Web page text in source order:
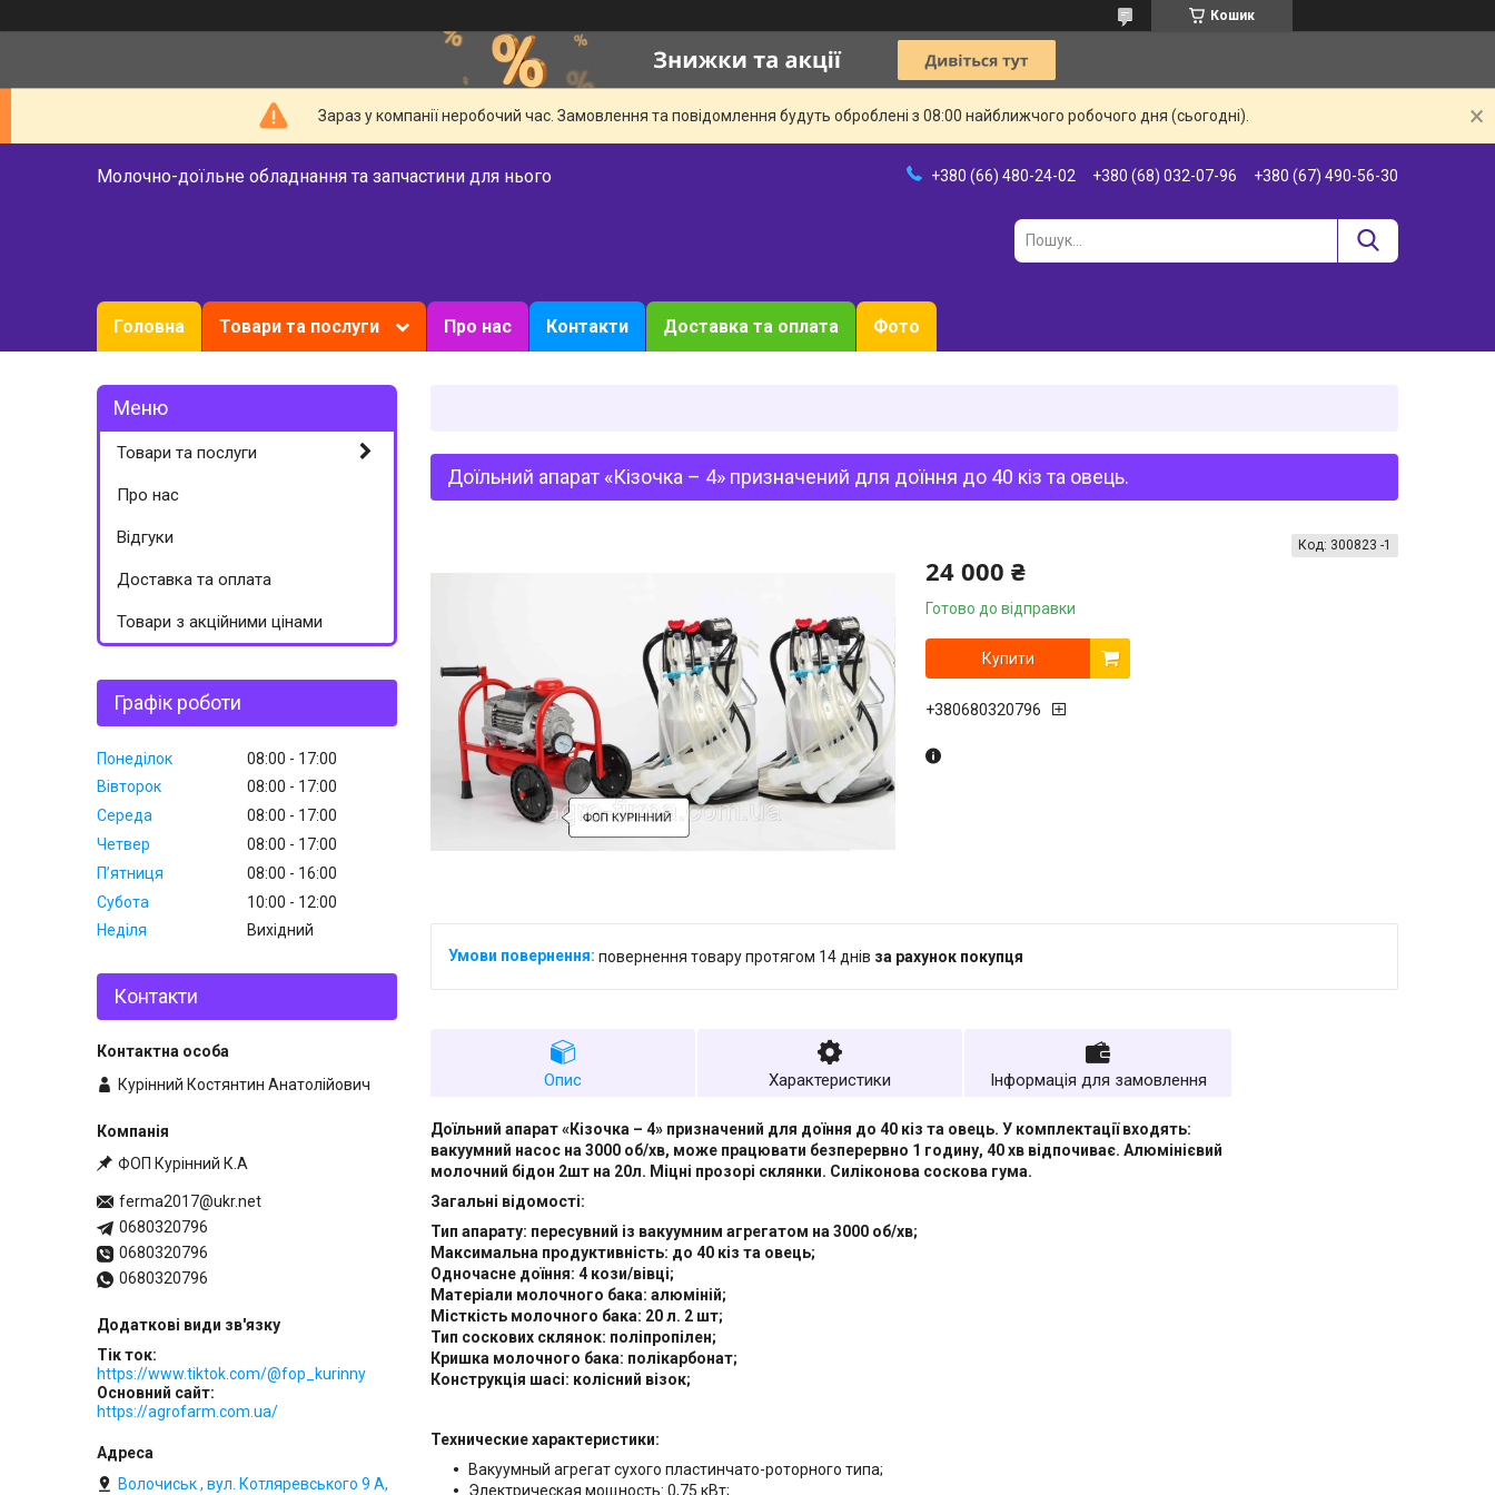
Кошик
Зараз у компанії неробочий час. Замовлення та повідомлення будуть оброблені з 08:00 найближчого робочого дня (сьогодні).
Молочно-доїльне обладнання та запчастини для нього +380 (66) 480-24-02 +380 (68) 032-07-96 +380 (67) 490-56-30
Головна Товари та послуги Про нас Контакти Доставка та оплата Фото
Доїльний апарат «Кізочка – 4» призначений для доїння до 40 кіз та овець.
24 000 ₴
Готово до відправки
Код: 300823 -1
Купити
+380680320796
повернення товару протягом 14 днів за рахунок покупця
Опис Характеристики Інформація для замовлення
Доїльний апарат «Кізочка – 4» призначений для доїння до 40 кіз та овець. У комплектації входять:
вакуумний насос на 3000 об/хв, може працювати безперервно 1 годину, 40 хв відпочиває. Алюмінієвий
молочний бідон 2шт на 20л. Міцні прозорі склянки. Силіконова соскова гума.
Загальні відомості:
Тип апарату: пересувний із вакуумним агрегатом на 3000 об/хв;
Максимальна продуктивність: до 40 кіз та овець;
Одночасне доїння: 4 кози/вівці;
Матеріали молочного бака: алюміній;
Місткість молочного бака: 20 л. 2 шт;
Тип соскових склянок: поліпропілен;
Кришка молочного бака: полікарбонат;
Конструкція шасі: колісний візок;
Технические характеристики:
Вакуумный агрегат сухого пластинчато-роторного типа;
Электрическая мощность: 0,75 кВт;
Товари та послуги
Про нас
Відгуки
Доставка та оплата
Товари з акційними цінами
Графік роботи
Понеділок 08:00
17:00
Вівторок
08:00
17:00
Середа
08:00
17:00
Четвер
08:00
17:00
Пʼятниця
08:00
16:00
Субота
10:00
12:00
Неділя
Вихідний
Контакти
Курінний Костянтин Анатолійович
ФОП Курінний К.А
ferma2017@ukr.net
0680320796
0680320796
0680320796
Тік ток
https://www.tiktok.com/@fop_kurinny
Основний сайт
https://agrofarm.com.ua/
Волочиськ , вул. Котляревського 9 А,